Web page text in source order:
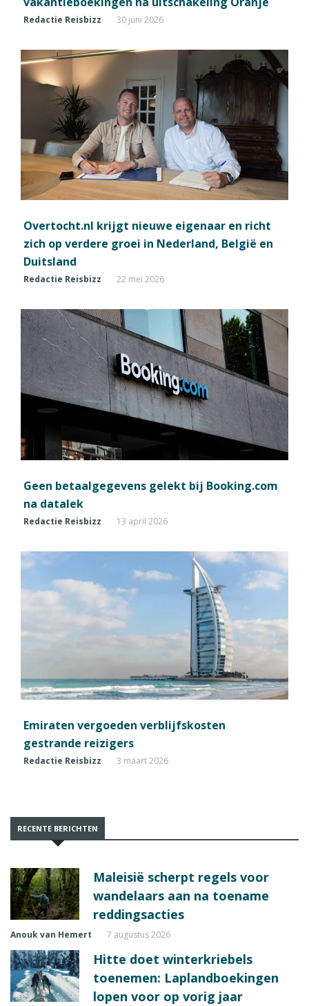
Redactie Reisbizz 30 juni 2026
Overtocht.nl krijgt nieuwe eigenaar en richt
zich op verdere groei in Nederland, België en
Duitsland
Redactie Reisbizz 22 mei 2026
Geen betaalgegevens gelekt bij Booking.com
na datalek
Redactie Reisbizz 13 april 2026
Emiraten vergoeden verblijfskosten
gestrande reizigers
Redactie Reisbizz 3 maart 2026
RECENTE BERICHTEN
Maleisië scherpt regels voor
wandelaars aan na toename
reddingsacties
Anouk van Hemert 7 augustus 2026
Hitte doet winterkriebels
toenemen: Laplandboekingen
lopen voor op vorig jaar